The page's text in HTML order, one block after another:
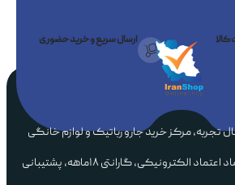
ارسال سریع و خرید حضوری
با بیش از ۱۹ سال تجربه، مرکز خرید جارو رباتیک و لوازم خانگی
هوشمند در ایران است. نماد اعتماد الکترونیکی، گارانتی ۱۸ماهه، پشتیبانی